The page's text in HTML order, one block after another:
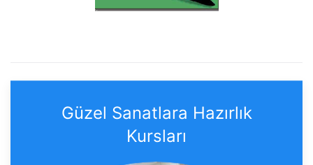
Güzel Sanatlara Hazırlık
Kursları